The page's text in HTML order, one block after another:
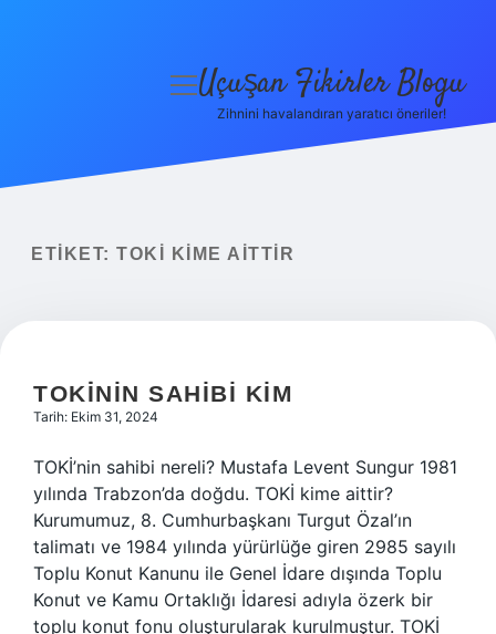
Yasal Uyarı
menüyü
Uçuşan Fikirler Blogu
Zihnini havalandıran yaratıcı öneriler!
ETIKET: TOKİ KIME AITTIR
TOKİNIN SAHIBI KIM
Tarih: Ekim 31, 2024
TOKİ’nin sahibi nereli? Mustafa Levent Sungur 1981
yılında Trabzon’da doğdu. TOKİ kime aittir?
Kurumumuz, 8. Cumhurbaşkanı Turgut Özal’ın
talimatı ve 1984 yılında yürürlüğe giren 2985 sayılı
Toplu Konut Kanunu ile Genel İdare dışında Toplu
Konut ve Kamu Ortaklığı İdaresi adıyla özerk bir
toplu konut fonu oluşturularak kurulmuştur. TOKİ